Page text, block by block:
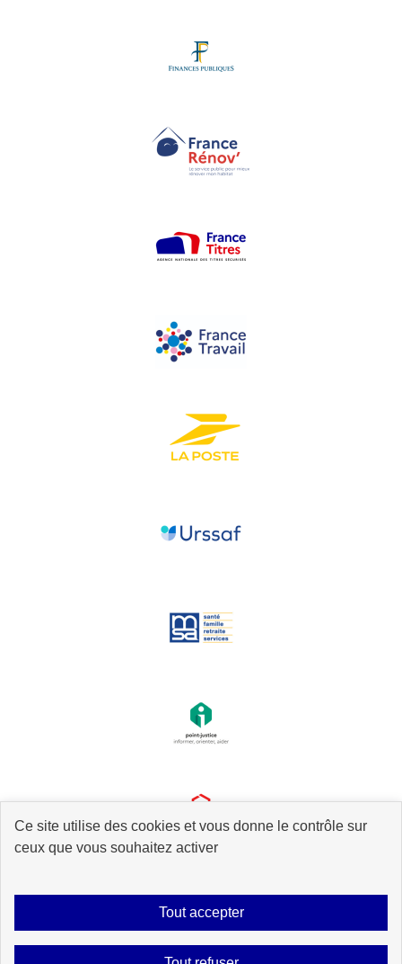
Ce site utilise des cookies et vous donne le contrôle sur
ceux que vous souhaitez activer
Tout accepter
Plan du site Accessibilité : partiellement conforme Mentions légales